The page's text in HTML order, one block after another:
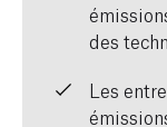
des
Les